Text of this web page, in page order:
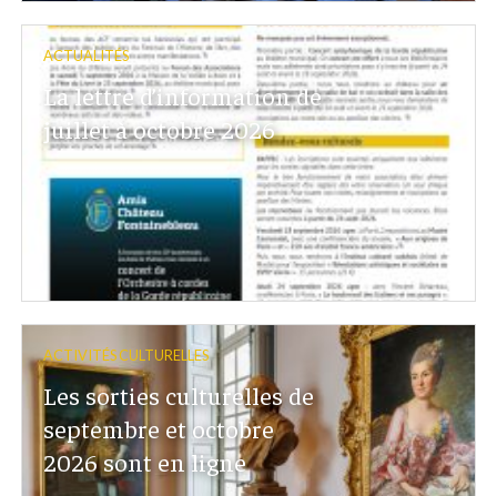
ACTUALITÉS
La lettre d’information de
juillet à octobre 2026
ACTIVITÉS CULTURELLES
Les sorties culturelles de
septembre et octobre
2026 sont en ligne